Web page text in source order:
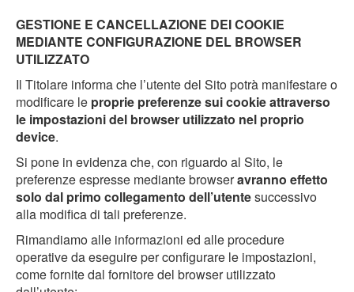
GESTIONE E CANCELLAZIONE DEI COOKIE
MEDIANTE CONFIGURAZIONE DEL BROWSER
UTILIZZATO
Il Titolare informa che l’utente del Sito potrà manifestare o
modificare le proprie preferenze sui cookie attraverso
le impostazioni del browser utilizzato nel proprio
device.
Si pone in evidenza che, con riguardo al Sito, le
preferenze espresse mediante browseravranno effetto
solo dal primo collegamento dell’utentesuccessivo
alla modifica di tali preferenze.
Rimandiamo alle informazioni ed alle procedure
operative da eseguire per configurare le impostazioni,
come fornite dal fornitore del browser utilizzato